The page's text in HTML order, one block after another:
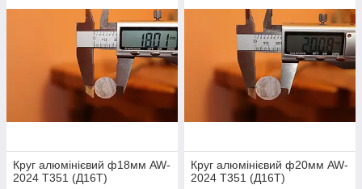
Круг алюмінієвий ф18мм AW-
2024 Т351 (Д16Т)
Круг алюмінієвий ф20мм AW-
2024 Т351 (Д16Т)